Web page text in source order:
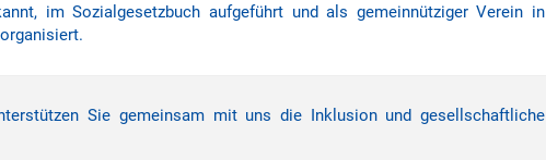
im Sozial­gesetz­buch aufgeführt und als gemeinnütziger Verein in
Sie gemeinsam mit uns die Inklusion und gesellschaftliche